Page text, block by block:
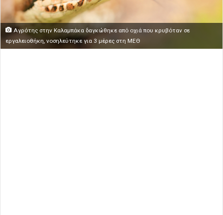
Αγρότης στην Καλαμπάκα δαγκώθηκε από οχιά που κρυβόταν σε
εργαλειοθήκη, νοσηλεύτηκε για 3 μέρες στη ΜΕΘ